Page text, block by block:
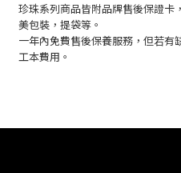
珍珠系列商品皆附品牌售後保證卡
美包裝，提袋等。
一年內免費售後保養服務，但若
工本費用。